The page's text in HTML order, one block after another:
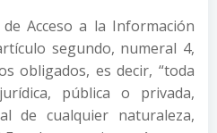
Acceso a la Información
segundo, numeral 4,
obligados, es decir, “toda
pública o privada,
de cualquier naturaleza,